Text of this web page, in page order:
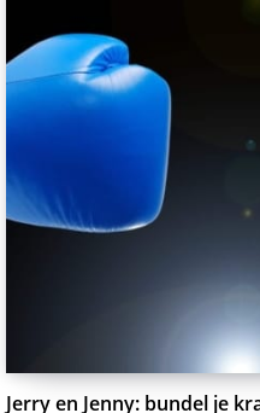
Jerry en Jenny: bundel je